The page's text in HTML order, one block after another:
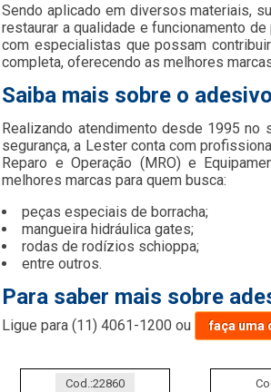
Sendo aplicado em diversos materiais,
restaurar a qualidade e funcionamento
com especialistas que possam
completa, oferecendo as melhores
Saiba mais sobre o
Realizando atendimento desde 1995 no
segurança, a Lester conta com
Reparo e Operação (MRO) e
melhores marcas para quem busca:
peças especiais de borracha;
mangueira hidráulica gates;
rodas de rodízios schioppa;
entre outros.
Para saber mais sobre
Ligue para(11) 4061-1200 ou faça uma
Cod.:22860